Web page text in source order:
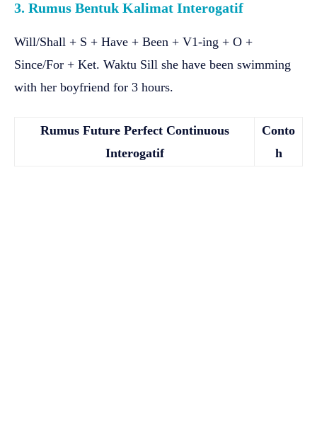
3. Rumus Bentuk Kalimat Interogatif
Will/Shall + S + Have + Been + V1-ing + O +
Since/For + Ket. Waktu Sill she have been swimming
with her boyfriend for 3 hours.
Rumus Future Perfect Continuous
Interogatif
Conto
h